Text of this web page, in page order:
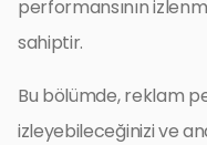
performansının
sahiptir.
Bu bölümde, reklam
izleyebileceğinizi ve